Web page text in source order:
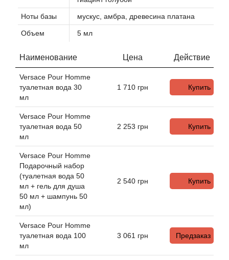
Ноты базы мускус, амбра, древесина платана
Объем 5 мл
Наименование Цена Действие
Versace Pour Homme
туалетная вода 30
мл
1 710 грн Купить
Versace Pour Homme
туалетная вода 50
мл
2 253 грн Купить
Versace Pour Homme
Подарочный набор
(туалетная вода 50
мл + гель для душа
50 мл + шампунь 50
мл)
2 540 грн Купить
Versace Pour Homme
туалетная вода 100
мл
3 061 грн Предзаказ
Aj Arabia (Widian)
Al Haramain
Al Jazeera
Alaia Paris
Alexander McQueen
Alexandre Barthet
Alexandre J
Alfred Dunhill
Alyson Oldoini